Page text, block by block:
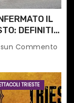
IL
DEFINITI
Commento
TRIESTE